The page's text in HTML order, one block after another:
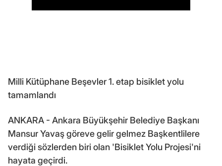
Milli Kütüphane Beşevler 1. etap bisiklet yolu
tamamlandı
ANKARA - Ankara Büyükşehir Belediye Başkanı
Mansur Yavaş göreve gelir gelmez Başkentlilere
verdiği sözlerden biri olan 'Bisiklet Yolu Projesi'ni
hayata geçirdi.